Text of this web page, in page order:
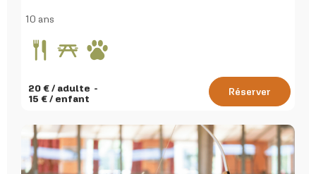
10 ans
20€ / adulte
15 € / enfant
Réserver